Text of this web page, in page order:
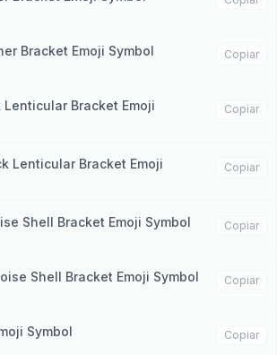
Bracket Emoji Symbol Copiar
Lenticular Bracket Emoji
Copiar
Lenticular Bracket Emoji
Copiar
Shell Bracket Emoji Symbol Copiar
Shell Bracket Emoji Symbol Copiar
Symbol Copiar